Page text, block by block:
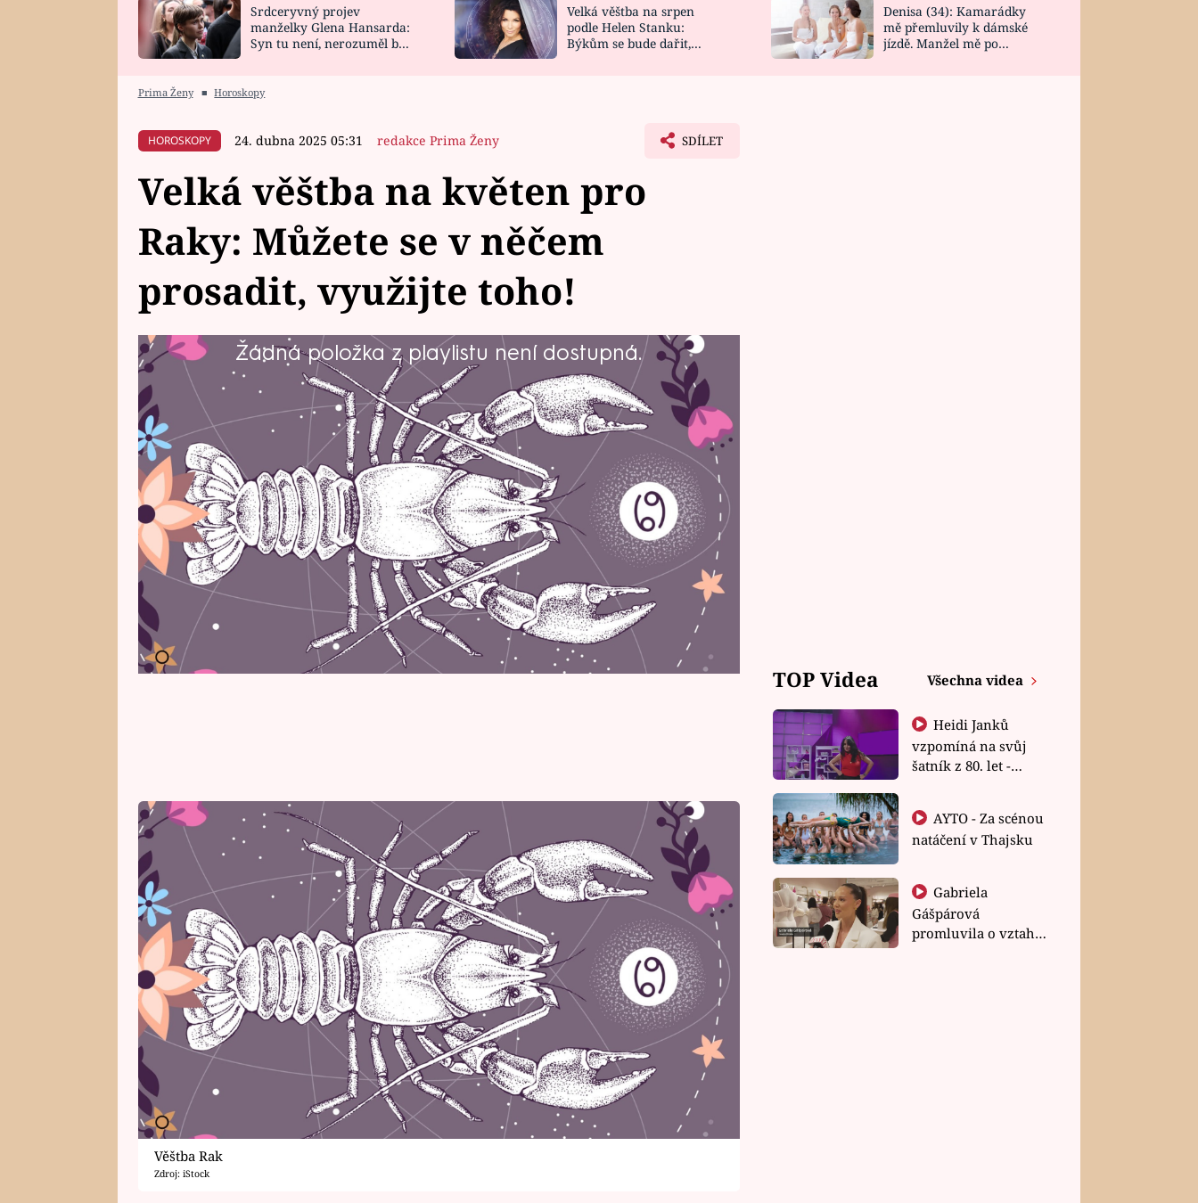
HOROSKOP NA
CELEBRITY
VAŘENÍ
NOVINKY
VIDEORECEPTY
DESIGN
Srdceryvný projev
manželky Glena Hansarda:
Syn tu není, nerozuměl by
Velká věštba na srpen
podle Helen Stanku:
Býkům se bude dařit,
Denisa (34): Kamarádky
mě přemluvily k dámské
jízdě. Manžel mě po
Prima Ženy ■ Horoskopy
HOROSKOPY 24. dubna 2025 05:31 redakce Prima Ženy SDÍLET
Velká věštba na květen pro
Raky: Můžete se v něčem
prosadit, využijte toho!
Žádná položka z playlistu není dostupná.
Co čeká Raky v pátém měsíci roku 2025? Na co by si měli dát pozor,
čeho se vyvarovat? Co by naopak neměli promeškat? A jaké kouzlo jim
pomůže zbavit se nepříjemných vzpomínek, které je tíží? Přečtěte si
předpověď na květen, kterou pro Raky z tarotových a mariášových
karet vyčetla slavná kartářka Helen Stanku.
Věštba Rak
Zdroj: iStock
TOP Videa Všechna videa
Heidi Janků
vzpomíná na svůj
šatník z 80. let -
natáčení v Thajsku
Gabriela
Gášpárová
promluvila o vztahu